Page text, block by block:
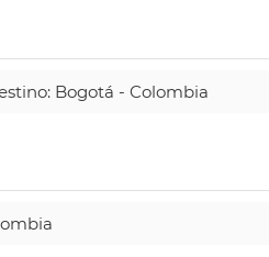
Bogotá - Colombia